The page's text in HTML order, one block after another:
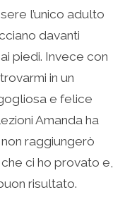
l’unico adulto
davanti
piedi. Invece con
in un
e felice
Amanda ha
raggiungerò
ci ho provato e,
risultato.